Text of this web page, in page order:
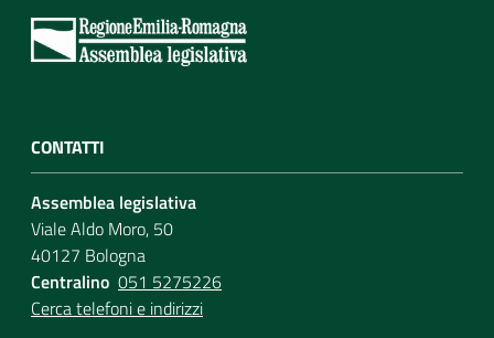
CONTATTI
Assemblea legislativa
Viale Aldo Moro, 50
40127 Bologna
Centralino 051 5275226
Cerca telefoni e indirizzi